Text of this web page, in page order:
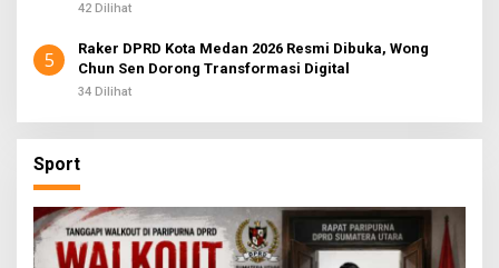
42 Dilihat
5
Raker DPRD Kota Medan 2026 Resmi Dibuka, Wong
Chun Sen Dorong Transformasi Digital
34 Dilihat
Sport